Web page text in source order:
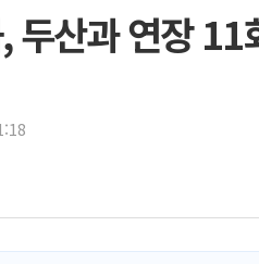
[속보]
[속보]
하나
두산과 연장 11